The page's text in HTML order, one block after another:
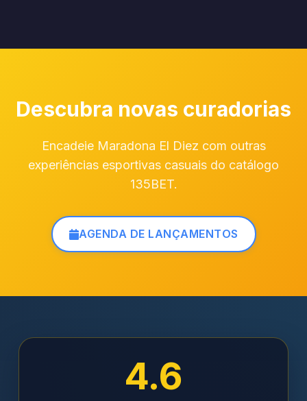
Descubra novas curadorias
Encadeie Maradona El Diez com outras
experiências esportivas casuais do catálogo
135BET.
AGENDA DE LANÇAMENTOS
4.6